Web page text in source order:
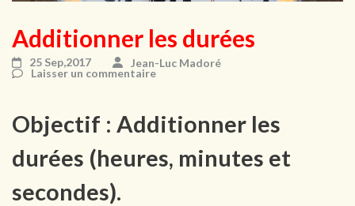
Additionner les durées
25 Sep,2017
Jean-Luc Madoré
Laisser un commentaire
Objectif : Additionner les
durées (heures, minutes et
secondes).